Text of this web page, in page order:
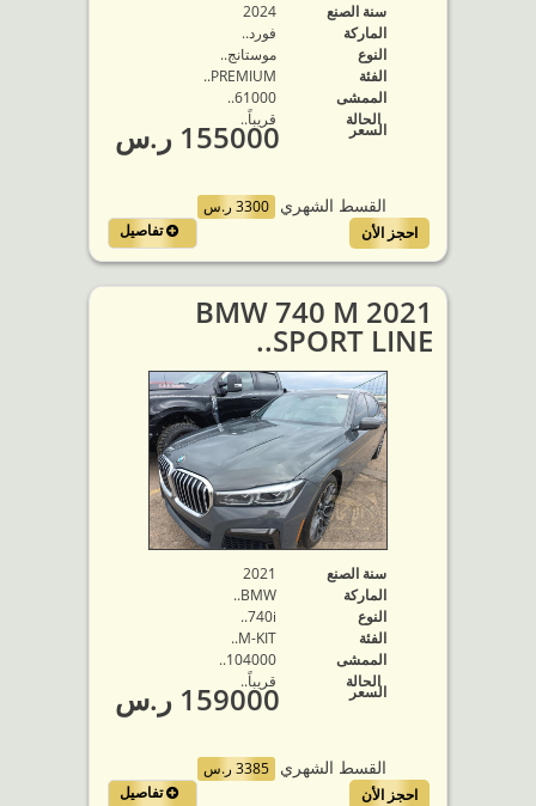
سنة الصنع
2024
الماركة
فورد..
النوع
موستانج..
الفئة
PREMIUM..
الممشى
61000..
الحالة
قريباً..
السعر 155000 ر.س
القسط الشهري 3300 ر.س
تفاصيل
احجز الأن
2021 BMW 740 M
SPORT LINE..
سنة الصنع
2021
الماركة
BMW..
النوع
740i..
الفئة
M-KIT..
الممشى
104000..
الحالة
قريباً..
السعر 159000 ر.س
القسط الشهري 3385 ر.س
تفاصيل
احجز الأن